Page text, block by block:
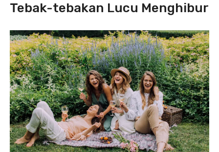
Tebak-tebakan Lucu Menghibur